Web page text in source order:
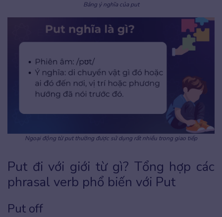
Bảng ý nghĩa của put
Ngoại động từ put thường được sử dụng rất nhiều trong giao tiếp
Put đi với giới từ gì? Tổng hợp các
phrasal verb phổ biến với Put
Put off